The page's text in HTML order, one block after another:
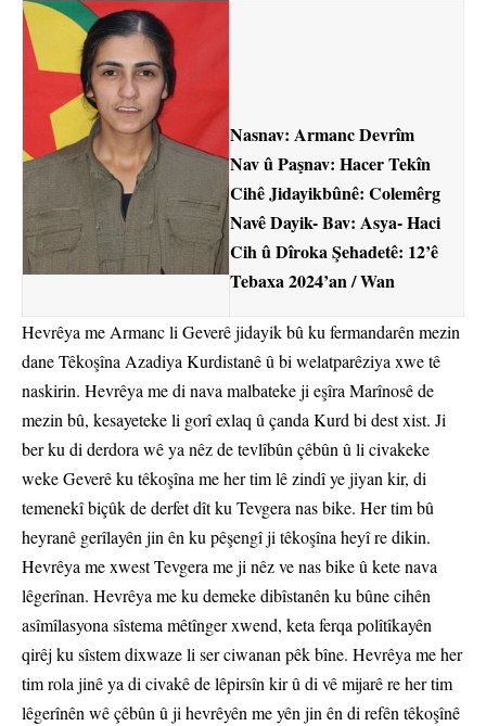
Nasnav: Armanc Devrîm
Nav û Paşnav: Hacer Tekîn
Cihê Jidayikbûnê: Colemêrg
Navê Dayik- Bav: Asya- Haci
Cih û Dîroka Şehadetê: 12’ê
Tebaxa 2024’an / Wan
Hevrêya me Armanc li Geverê jidayik bû ku fermandarên mezin
dane Têkoşîna Azadiya Kurdistanê û bi welatparêziya xwe tê
naskirin. Hevrêya me di nava malbateke ji eşîra Marînosê de
mezin bû, kesayeteke li gorî exlaq û çanda Kurd bi dest xist. Ji
ber ku di derdora wê ya nêz de tevlîbûn çêbûn û li civakeke
weke Geverê ku têkoşîna me her tim lê zindî ye jiyan kir, di
temenekî biçûk de derfet dît ku Tevgera nas bike. Her tim bû
heyranê gerîlayên jin ên ku pêşengî ji têkoşîna heyî re dikin.
Hevrêya me xwest Tevgera me ji nêz ve nas bike û kete nava
lêgerînan. Hevrêya me ku demeke dibîstanên ku bûne cihên
asîmîlasyona sîstema mêtînger xwend, keta ferqa polîtîkayên
qirêj ku sîstem dixwaze li ser ciwanan pêk bîne. Hevrêya me her
tim rola jinê ya di civakê de lêpirsîn kir û di vê mijarê re her tim
lêgerînên wê çêbûn û ji hevrêyên me yên jin ên di refên têkoşînê